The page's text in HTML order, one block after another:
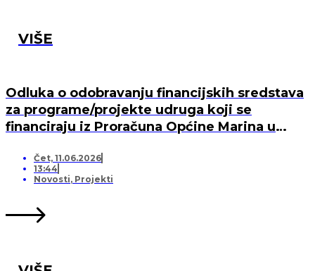
VIŠE
Odluka o odobravanju financijskih sredstava
za programe/projekte udruga koji se
financiraju iz Proračuna Općine Marina u
Čet, 11.06.2026
13:44
Novosti, Projekti